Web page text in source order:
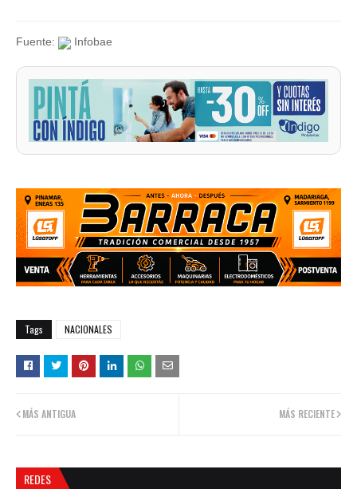
Fuente: Infobae
Tags NACIONALES
MÁS RECIENTE
MÁS ANTIGUA
REDES